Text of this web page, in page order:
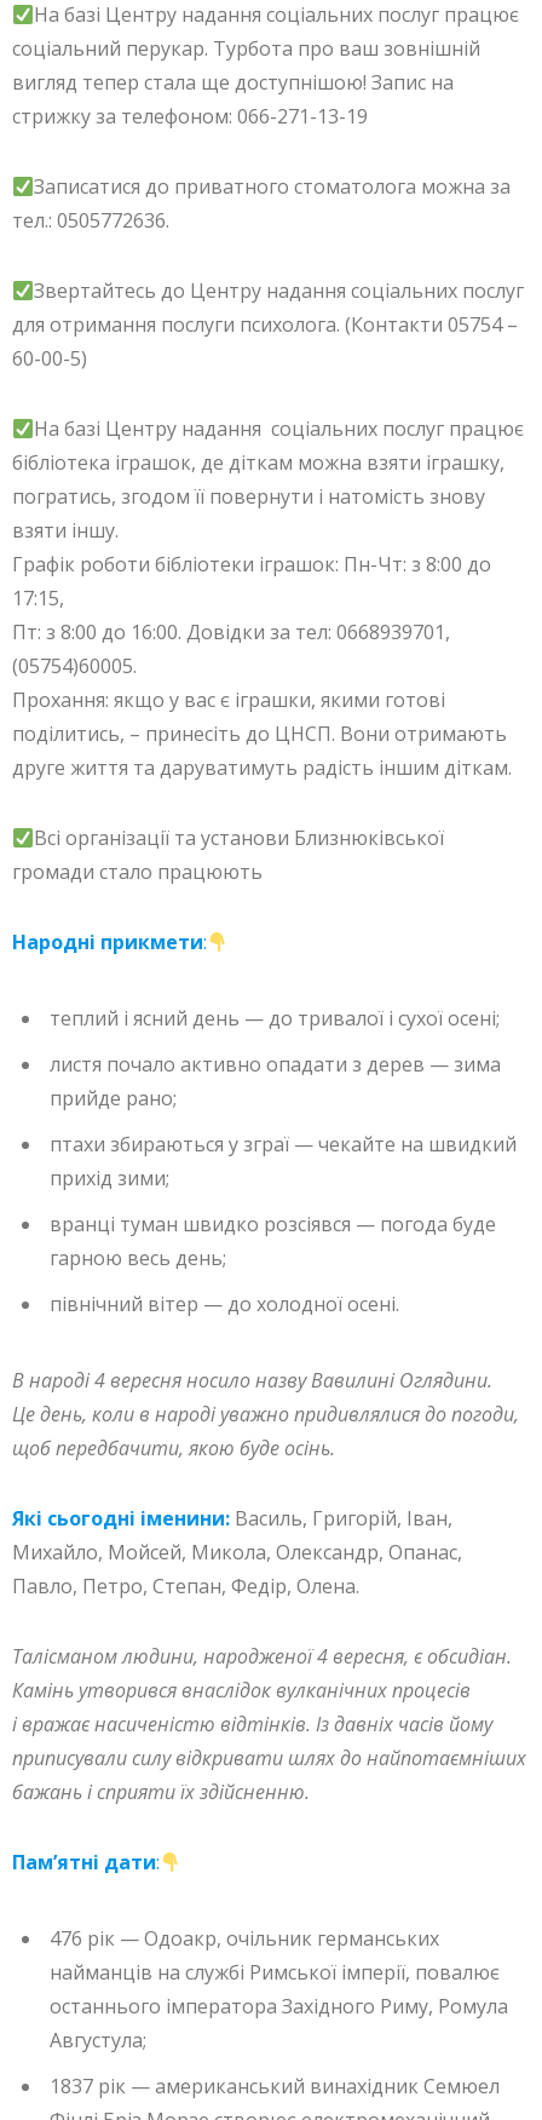
На базі Центру надання соціальних послуг працює
соціальний перукар. Турбота про ваш зовнішній
вигляд тепер стала ще доступнішою! Запис на
стрижку за телефоном: 066-271-13-19
Записатися до приватного стоматолога можна за
тел.: 0505772636.
Звертайтесь до Центру надання соціальних послуг
для отримання послуги психолога. (Контакти 05754 –
60-00-5)
На базі Центру надання соціальних послуг працює
бібліотека іграшок, де діткам можна взяти іграшку,
погратись, згодом її повернути і натомість знову
взяти іншу.
Графік роботи бібліотеки іграшок: Пн-Чт: з 8:00 до
17:15,
Пт: з 8:00 до 16:00. Довідки за тел: 0668939701,
(05754)60005.
Прохання: якщо у вас є іграшки, якими готові
поділитись, – принесіть до ЦНСП. Вони отримають
друге життя та даруватимуть радість іншим діткам.
Всі організації та установи Близнюківської
громади стало працюють
Народні прикмети:
теплий і ясний день — до тривалої і сухої осені;
листя почало активно опадати з дерев — зима
прийде рано;
птахи збираються у зграї — чекайте на швидкий
прихід зими;
вранці туман швидко розсіявся — погода буде
гарною весь день;
північний вітер — до холодної осені.
В народі 4 вересня носило назву Вавилині Оглядини.
Це день, коли в народі уважно придивлялися до погоди,
щоб передбачити, якою буде осінь.
Які сьогодні іменини: Василь, Григорій, Іван,
Михайло, Мойсей, Микола, Олександр, Опанас,
Павло, Петро, Степан, Федір, Олена.
Талісманом людини, народженої 4 вересня, є обсидіан.
Камінь утворився внаслідок вулканічних процесів
і вражає насиченістю відтінків. Із давніх часів йому
приписували силу відкривати шлях до найпотаємніших
бажань і сприяти їх здійсненню.
Пам’ятні дати:
476 рік — Одоакр, очільник германських
найманців на службі Римської імперії, повалює
останнього імператора Західного Риму, Ромула
Августула;
1837 рік — американський винахідник Семюел